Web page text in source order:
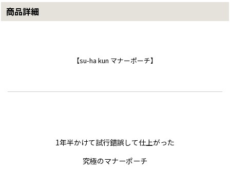
商品詳細
【su-ha kun マナーポーチ】
1年半かけて試行錯誤して仕上がった
究極のマナーポーチ